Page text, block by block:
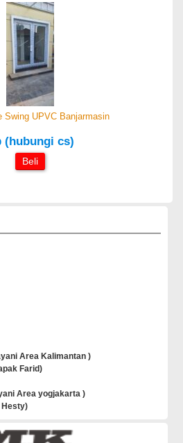
Swing UPVC Banjarmasin
(hubungi cs)
Beli
Area Kalimantan )
Farid)
Area yogjakarta )
Hesty)